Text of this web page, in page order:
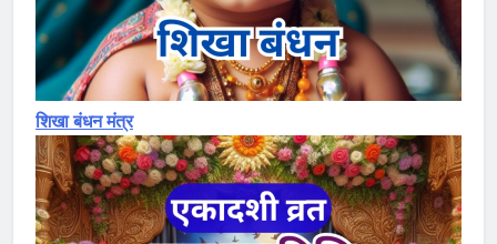
शिखा बंधन मंत्र